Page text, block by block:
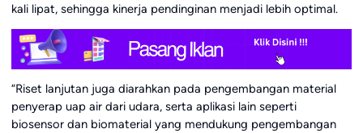
kali lipat, sehingga kinerja pendinginan menjadi lebih optimal.
“Riset lanjutan juga diarahkan pada pengembangan material
penyerap uap air dari udara, serta aplikasi lain seperti
biosensor dan biomaterial yang mendukung pengembangan